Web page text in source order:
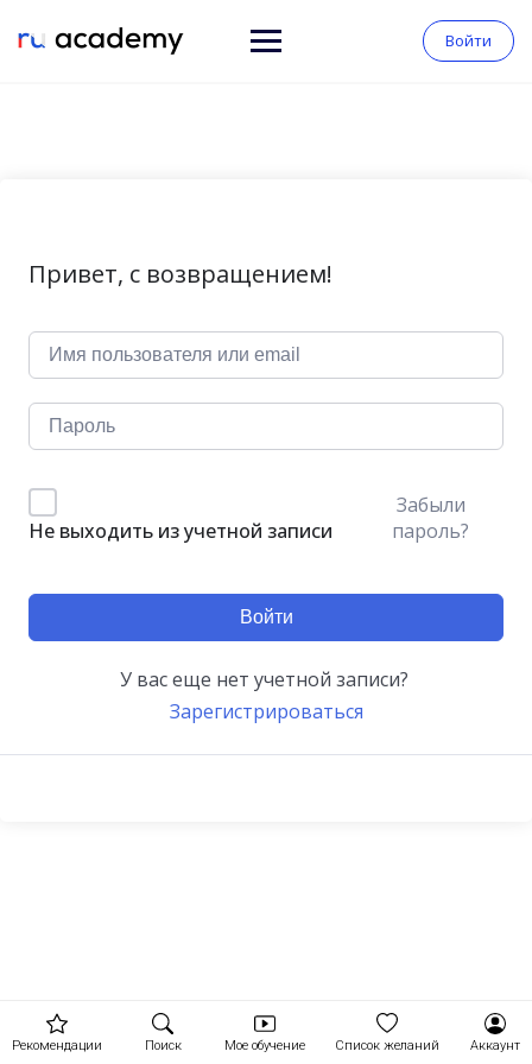
Войти
Привет, с возвращением!
Не выходить из учетной записи
Забыли
пароль?
Войти
У вас еще нет учетной записи?
Зарегистрироваться
Рекомендации Поиск Мое обучение Список желаний Аккаунт